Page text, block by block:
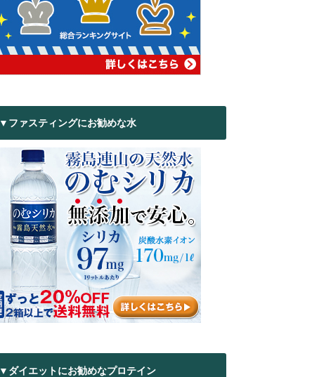
▼ファスティングにお勧めな水
▼ダイエットにお勧めなプロテイン